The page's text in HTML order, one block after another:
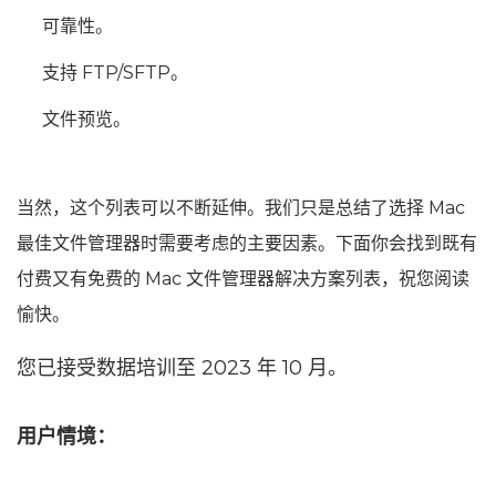
可靠性。
支持 FTP/SFTP。
文件预览。
当然，这个列表可以不断延伸。我们只是总结了选择 Mac
最佳文件管理器时需要考虑的主要因素。下面你会找到既有
付费又有免费的 Mac 文件管理器解决方案列表，祝您阅读
愉快。
您已接受数据培训至 2023 年 10 月。
用户情境：